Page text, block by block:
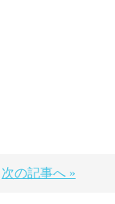
次の記事へ »